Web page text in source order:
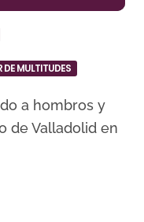
MULTITUDES
de Valladolid en